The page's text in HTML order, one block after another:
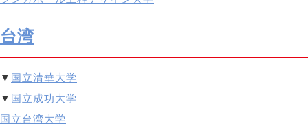
台湾
▼ 国立清華大学
▼ 国立成功大学
国立台湾大学